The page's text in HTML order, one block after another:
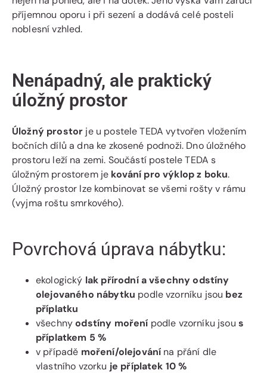
příjemnou oporu i při sezení a dodává celé posteli
noblesní vzhled.
Nenápadný, ale praktický
úložný prostor
Úložný prostor je u postele TEDA vytvořen vložením
bočních dílů a dna ke zkosené podnoži. Dno úložného
prostoru leží na zemi. Součástí postele TEDA s
úložným prostorem je kování pro výklop z boku.
Úložný prostor lze kombinovat se všemi rošty v rámu
(vyjma roštu smrkového).
Povrchová úprava nábytku:
ekologický lak přírodní a všechny odstíny
olejovaného nábytku podle vzorníku jsou bez
příplatku
všechnyodstíny moření podle vzorníku jsou s
příplatkem 5 %
v případě moření/olejování na přání dle
vlastního vzorku je příplatek 10 %